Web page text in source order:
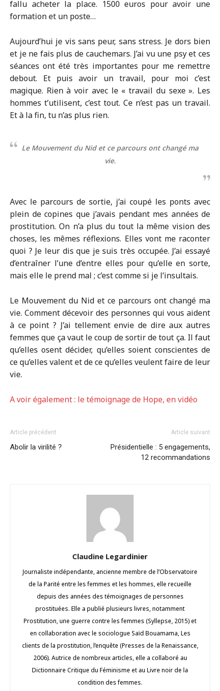
fallu acheter la place. 1500 euros pour avoir une
formation et un poste…
Aujourd’hui je vis sans peur, sans stress. Je dors bien
et je ne fais plus de cauchemars. J’ai vu une psy et ces
séances ont été très importantes pour me remettre
debout. Et puis avoir un travail, pour moi c’est
magique. Rien à voir avec le « travail du sexe ». Les
hommes t’utilisent, c’est tout. Ce n’est pas un travail.
Et à la fin, tu n’as plus rien.
Le Mouvement du Nid et ce parcours ont changé ma
vie.
Avec le parcours de sortie, j’ai coupé les ponts avec
plein de copines que j’avais pendant mes années de
prostitution. On n’a plus du tout la même vision des
choses, les mêmes réflexions. Elles vont me raconter
quoi ? Je leur dis que je suis très occupée. J’ai essayé
d’entraîner l’une d’entre elles pour qu’elle en sorte,
mais elle le prend mal ; c’est comme si je l’insultais.
Le Mouvement du Nid et ce parcours ont changé ma
vie. Comment décevoir des personnes qui vous aident
à ce point ? J’ai tellement envie de dire aux autres
femmes que ça vaut le coup de sortir de tout ça. Il faut
qu’elles osent décider, qu’elles soient conscientes de
ce qu’elles valent et de ce qu’elles veulent faire de leur
vie.
A voir également : le témoignage de Hope, en vidéo
Article précédent
Abolir la virilité ?
Article suivant
Présidentielle : 5 engagements,
12 recommandations
Claudine Legardinier
Journaliste indépendante, ancienne membre de l’Observatoire
de la Parité entre les femmes et les hommes, elle recueille
depuis des années des témoignages de personnes
prostituées. Elle a publié plusieurs livres, notamment
Prostitution, une guerre contre les femmes (Syllepse, 2015) et
en collaboration avec le sociologue Saïd Bouamama, Les
clients de la prostitution, l’enquête (Presses de la Renaissance,
2006). Autrice de nombreux articles, elle a collaboré au
Dictionnaire Critique du Féminisme et au Livre noir de la
condition des femmes.